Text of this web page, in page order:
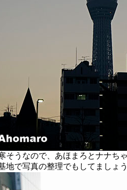
そうなので、あほまろとナナち
地で写真の整理でもしてましょ